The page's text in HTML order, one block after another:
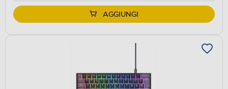
AGGIUNGI